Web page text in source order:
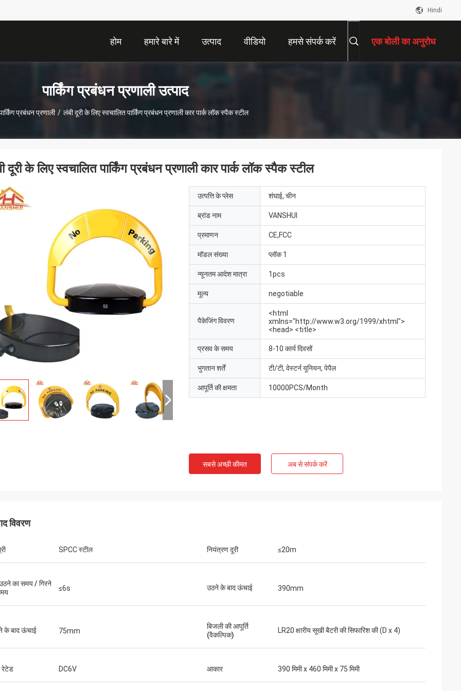
Hindi
होम हमारे बारे में उत्पाद वीडियो हमसे संपर्क करें एक बोली का अनुरोध
पार्किंग प्रबंधन प्रणाली उत्पाद
प्रबंधन प्रणाली / लंबी दूरी के लिए स्वचालित पार्किंग प्रबंधन प्रणाली कार पार्क लॉक स्पैक स्टील
दूरी के लिए स्वचालित पार्किंग प्रबंधन प्रणाली कार पार्क लॉक स्पैक स्टील
उत्पत्ति के प्लेस शंघाई, चीन
ब्रांड नाम VANSHUI
प्रमाणन CE,FCC
मॉडल संख्या प्लॉक 1
न्यूनतम आदेश मात्रा 1pcs
मूल्य negotiable
पैकेजिंग विवरण
<html
xmlns="http://www.w3.org/1999/xhtml">
<head> <title>
प्रसव के समय 8-10 कार्य दिवसों
भुगतान शर्तें टी/टी, वेस्टर्न यूनियन, पेपैल
आपूर्ति की क्षमता 10000PCS/Month
सबसे अच्छी कीमत अब से संपर्क करें
विवरण
SPCC स्टील नियंत्रण दूरी ≤20m
का समय / गिरने
≤6s उठने के बाद ऊंचाई 390mm
के बाद ऊंचाई 75mm
बिजली की आपूर्ति
(वैकल्पिक)
LR20 क्षारीय सूखी बैटरी की सिफारिश की (D x 4)
रेटेड DC6V आकार 390 मिमी x 460 मिमी x 75 मिमी